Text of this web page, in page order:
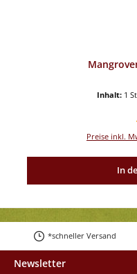
Inhalt: 1
Preise inkl.
In
*schneller Versand
Newsletter